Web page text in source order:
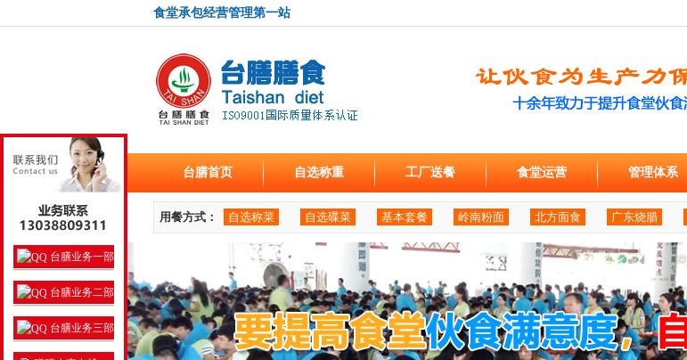
食堂承包经营管理第一站
台膳首页 自选称重 工厂送餐 食堂运营 管理体系
用餐方式： 自选称菜 自选碟菜 基本套餐 岭南粉面 北方面食 广东烧腊
台膳业务一部
台膳业务二部
台膳业务三部